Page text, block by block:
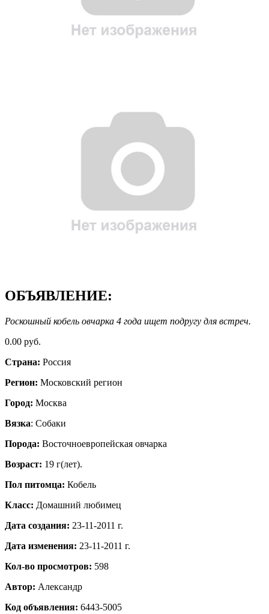
ОБЪЯВЛЕНИЕ:
Роскошный кобель овчарка 4 года ищет подругу для встреч.
0.00 руб.
Страна: Россия
Регион: Московский регион
Город: Москва
Вязка: Собаки
Порода: Восточноевропейская овчарка
Возраст: 19 г(лет).
Пол питомца: Кобель
Класс: Домашний любимец
Дата создания: 23-11-2011 г.
Дата изменения: 23-11-2011 г.
Кол-во просмотров: 598
Автор: Александр
Код объявления: 6443-5005